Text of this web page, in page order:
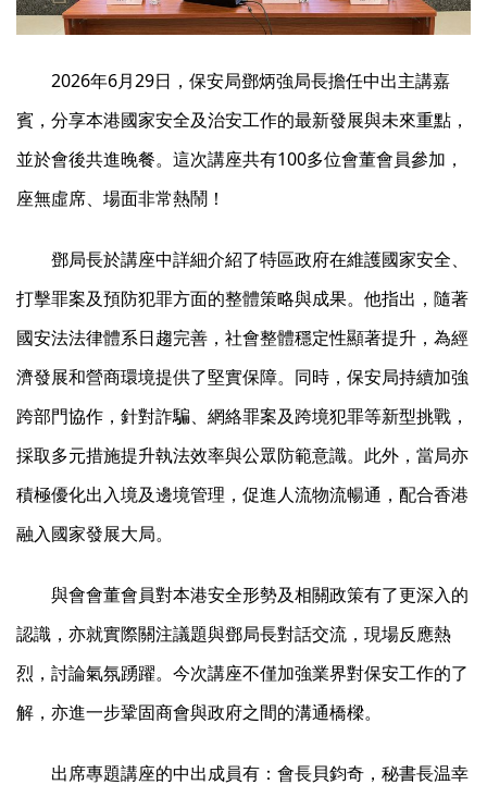
2026年6月29日，保安局鄧炳強局長擔任中出主講嘉
賓，分享本港國家安全及治安工作的最新發展與未來重點，
並於會後共進晚餐。這次講座共有100多位會董會員參加，
座無虛席、場面非常熱鬧！
鄧局長於講座中詳細介紹了特區政府在維護國家安全、
打擊罪案及預防犯罪方面的整體策略與成果。他指出，隨著
國安法法律體系日趨完善，社會整體穩定性顯著提升，為經
濟發展和營商環境提供了堅實保障。同時，保安局持續加強
跨部門協作，針對詐騙、網絡罪案及跨境犯罪等新型挑戰，
採取多元措施提升執法效率與公眾防範意識。此外，當局亦
積極優化出入境及邊境管理，促進人流物流暢通，配合香港
融入國家發展大局。
與會會董會員對本港安全形勢及相關政策有了更深入的
認識，亦就實際關注議題與鄧局長對話交流，現場反應熱
烈，討論氣氛踴躍。今次講座不僅加強業界對保安工作的了
解，亦進一步鞏固商會與政府之間的溝通橋樑。
出席專題講座的中出成員有：會長貝鈞奇，秘書長温幸